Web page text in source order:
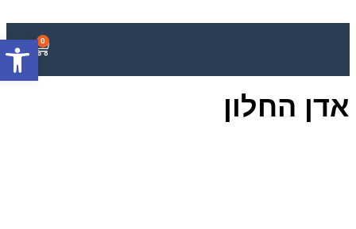
0
אדן החלון
פתח